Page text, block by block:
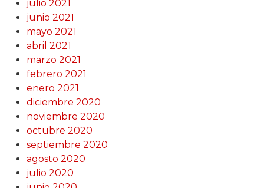
julio 2021
junio 2021
mayo 2021
abril 2021
marzo 2021
febrero 2021
enero 2021
diciembre 2020
noviembre 2020
octubre 2020
septiembre 2020
agosto 2020
julio 2020